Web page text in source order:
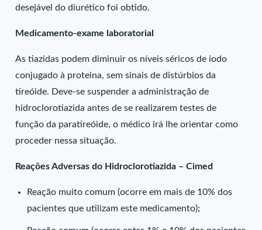
desejável do diurético foi obtido.
Medicamento-exame laboratorial
As tiazidas podem diminuir os níveis séricos de iodo
conjugado à proteina, sem sinais de distúrbios da
tireóide. Deve-se suspender a administração de
hidroclorotiazida antes de se realizarem testes de
função da paratireóide, o médico irá lhe orientar como
proceder nessa situação.
Reações Adversas do Hidroclorotiazida – Cimed
Reação muito comum (ocorre em mais de 10% dos
pacientes que utilizam este medicamento);